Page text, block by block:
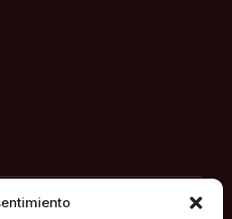
social en c/ Major